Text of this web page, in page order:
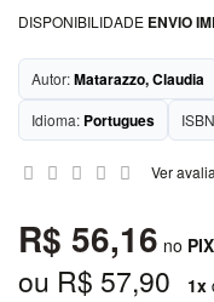
Biológicas
Naturais
Ciências
Exatas
Ciências
e Sociais
Comunicação
DISPONIBILIDADE ENVIO
Autor:Matarazzo, Claudia
Idioma: Portugues
Ver
R$ 56,16 no PIX
ou R$ 57,90 1x